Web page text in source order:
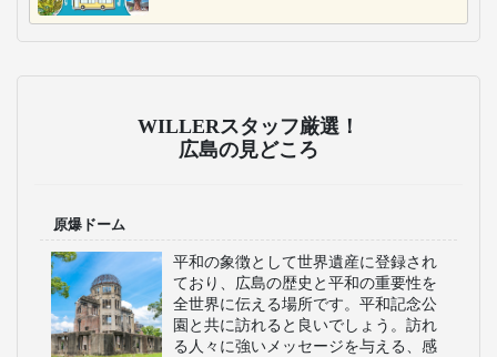
WILLERスタッフ厳選！
広島の見どころ
原爆ドーム
平和の象徴として世界遺産に登録され
ており、広島の歴史と平和の重要性を
全世界に伝える場所です。平和記念公
園と共に訪れると良いでしょう。訪れ
る人々に強いメッセージを与える、感